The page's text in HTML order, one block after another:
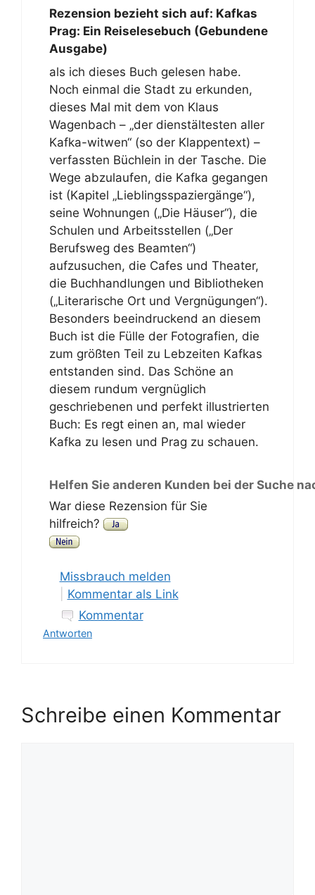
Rezension bezieht sich auf: Kafkas
Prag: Ein Reiselesebuch (Gebundene
Ausgabe)
als ich dieses Buch gelesen habe.
Noch einmal die Stadt zu erkunden,
dieses Mal mit dem von Klaus
Wagenbach – „der dienstältesten aller
Kafka-witwen“ (so der Klappentext) –
verfassten Büchlein in der Tasche. Die
Wege abzulaufen, die Kafka gegangen
ist (Kapitel „Lieblingsspaziergänge“),
seine Wohnungen („Die Häuser“), die
Schulen und Arbeitsstellen („Der
Berufsweg des Beamten“)
aufzusuchen, die Cafes und Theater,
die Buchhandlungen und Bibliotheken
(„Literarische Ort und Vergnügungen“).
Besonders beeindruckend an diesem
Buch ist die Fülle der Fotografien, die
zum größten Teil zu Lebzeiten Kafkas
entstanden sind. Das Schöne an
diesem rundum vergnüglich
geschriebenen und perfekt illustrierten
Buch: Es regt einen an, mal wieder
Kafka zu lesen und Prag zu schauen.
Helfen Sie anderen Kunden bei der Suche
War diese Rezension für Sie
hilfreich?
Missbrauch melden
Kommentar als Link
Kommentar
Antworten
Schreibe einen Kommentar